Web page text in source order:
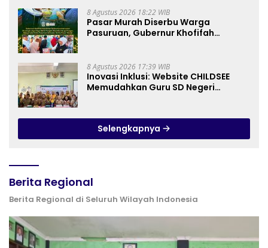
8 Agustus 2026 18:22 WIB
Pasar Murah Diserbu Warga
Pasuruan, Gubernur Khofifah
8 Agustus 2026 17:39 WIB
Inovasi Inklusi: Website CHILDSEE
Memudahkan Guru SD Negeri
Selengkapnya
Berita Regional
Berita Regional di Seluruh Wilayah Indonesia